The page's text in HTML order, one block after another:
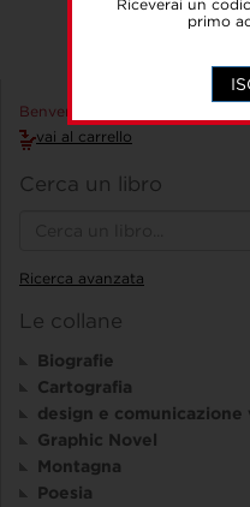
Riceverai un
primo
quale
Benvenuto Accedi!
vai al carrello
Cerca un libro
Ricerca avanzata
Le collane
Biografie
Cartografia
design e comunicazione
Graphic Novel
Montagna
Poesia